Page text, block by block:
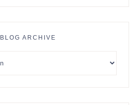
BLOG ARCHIVE